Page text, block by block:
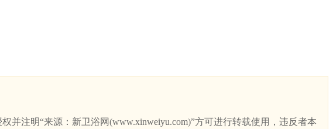
注明“来源：新卫浴网(www.xinweiyu.com)”方可进行转载使用，违反者本